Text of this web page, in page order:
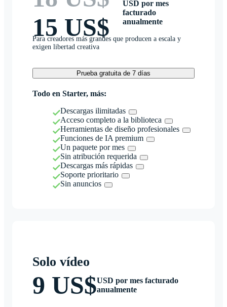
15 US$
USD por mes
facturado
anualmente
Para creadores más grandes que producen a escala y
exigen libertad creativa
Prueba gratuita de 7 días
Todo en Starter, más:
Descargas ilimitadas
Acceso completo a la biblioteca
Herramientas de diseño profesionales
Funciones de IA premium
Un paquete por mes
Sin atribución requerida
Descargas más rápidas
Soporte prioritario
Sin anuncios
Solo vídeo
9 US$USD por mes facturado
anualmente